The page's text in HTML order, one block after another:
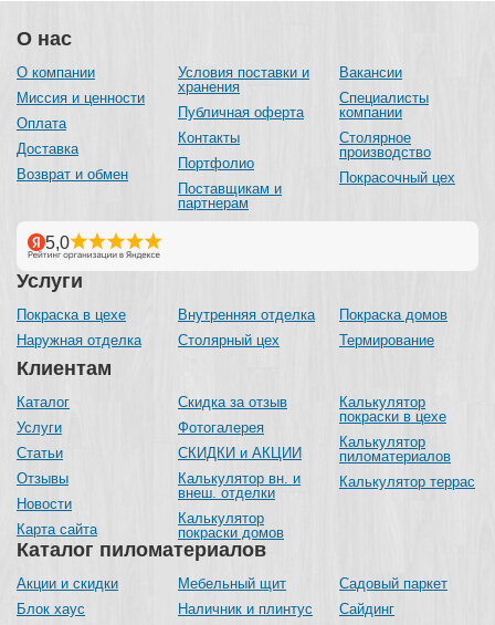
О нас
О компании
Миссия и ценности
Оплата
Доставка
Возврат и обмен
Условия поставки и
хранения
Публичная оферта
Контакты
Портфолио
Поставщикам и
партнерам
Вакансии
Специалисты
компании
Столярное
производство
Покрасочный цех
Каталог пиломатериалов
Акции и скидки
Блок хаус
Мебельный щит
Наличник и плинтус
Садовый паркет
Сайдинг
Услуги
Покраска в цехе
Наружная отделка
Внутренняя отделка
Столярный цех
Покраска домов
Термирование
Клиентам
Каталог
Услуги
Статьи
Отзывы
Новости
Карта сайта
Скидка за отзыв
Фотогалерея
СКИДКИ и АКЦИИ
Калькулятор вн. и
внеш. отделки
Калькулятор
покраски домов
Калькулятор
покраски в цехе
Калькулятор
пиломатериалов
Калькулятор террас